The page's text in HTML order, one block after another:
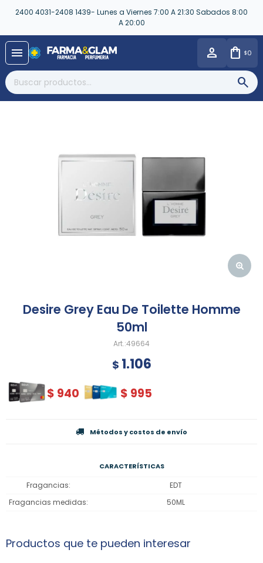
2400 4031-2408 1439- Lunes a Viernes 7:00 A 21:30 Sabados 8:00
A 20:00
menu $0
Desire Grey Eau De Toilette Homme
50ml
49664
$ 1.106
$ 940 $ 995
Métodos y costos de envío
CARACTERÍSTICAS
Fragancias
EDT
Fragancias medidas
50ML
Productos que te pueden interesar